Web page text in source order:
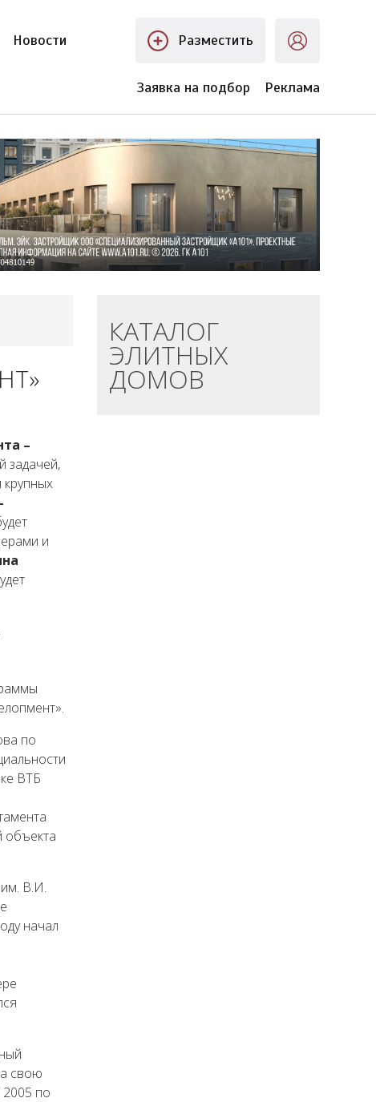
Новости Разместить
Заявка на подбор Реклама
–
задачей,
и
по
ВТБ
объекта
В.И.
начал
свою
2005 по
КАТАЛОГ
ЭЛИТНЫХ
ДОМОВ